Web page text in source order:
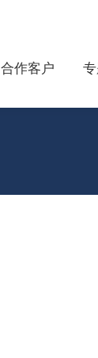
合作客户